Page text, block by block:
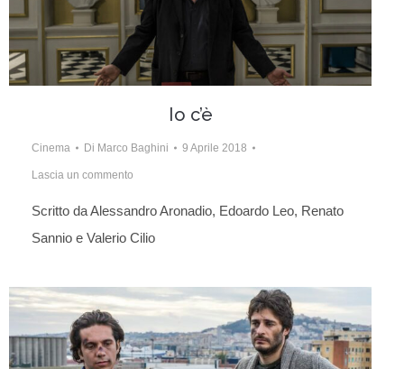
Io c’è
Cinema Di Marco Baghini 9 Aprile 2018
Lascia un commento
Scritto da Alessandro Aronadio, Edoardo Leo, Renato
Sannio e Valerio Cilio